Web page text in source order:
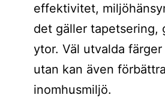
effektivitet,
det gäller tapetsering,
ytor. Väl utvalda
utan kan även
inomhusmiljö.